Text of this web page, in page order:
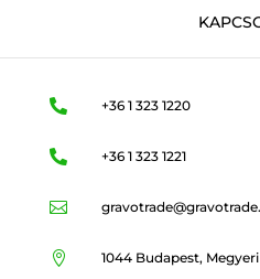
 +36 1 323 1220
 +36 1 323 1221

 1044 Budapest, Megyeri